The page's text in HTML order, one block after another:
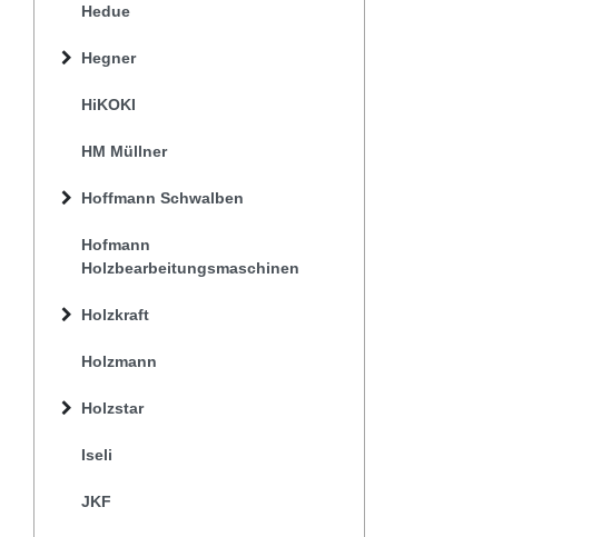
Hedue
Hegner
HiKOKI
HM Müllner
Hoffmann Schwalben
Hofmann
Holzbearbeitungsmaschinen
Holzkraft
Holzmann
Holzstar
Iseli
JKF